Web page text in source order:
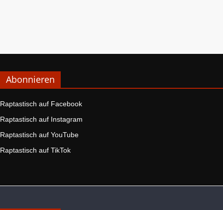
Abonnieren
Raptastisch auf Facebook
Raptastisch auf Instagram
Raptastisch auf YouTube
Raptastisch auf TikTok